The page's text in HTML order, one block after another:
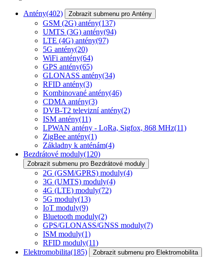
Antény(402) Zobrazit submenu pro Antény
GSM (2G) antény(137)
UMTS (3G) antény(94)
LTE (4G) antény(97)
5G antény(20)
WiFi antény(64)
GPS antény(65)
GLONASS antény(34)
RFID antény(3)
Kombinované antény(46)
CDMA antény(3)
DVB-T2 televizní antény(2)
ISM antény(11)
LPWAN antény - LoRa, Sigfox, 868 MHz(11)
ZigBee antény(1)
Základny k anténám(4)
Bezdrátové moduly(120)
Zobrazit submenu pro Bezdrátové moduly
2G (GSM/GPRS) moduly(4)
3G (UMTS) moduly(4)
4G (LTE) moduly(72)
5G moduly(13)
IoT moduly(9)
Bluetooth moduly(2)
GPS/GLONASS/GNSS moduly(7)
ISM moduly(1)
RFID moduly(11)
Elektromobilita(185) Zobrazit submenu pro Elektromobilita